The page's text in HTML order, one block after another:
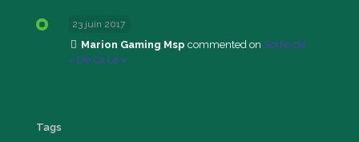
23 juin 2017
Marion Gaming Msp commented on Sortie de
« Dé Ca Lé »
Tags